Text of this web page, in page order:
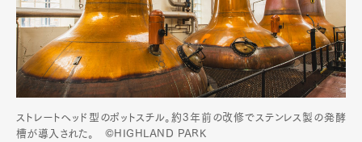
ストレートヘッド型のポットスチル。約3年前の改修でステンレス製の発酵
槽が導入された。 ©HIGHLAND PARK